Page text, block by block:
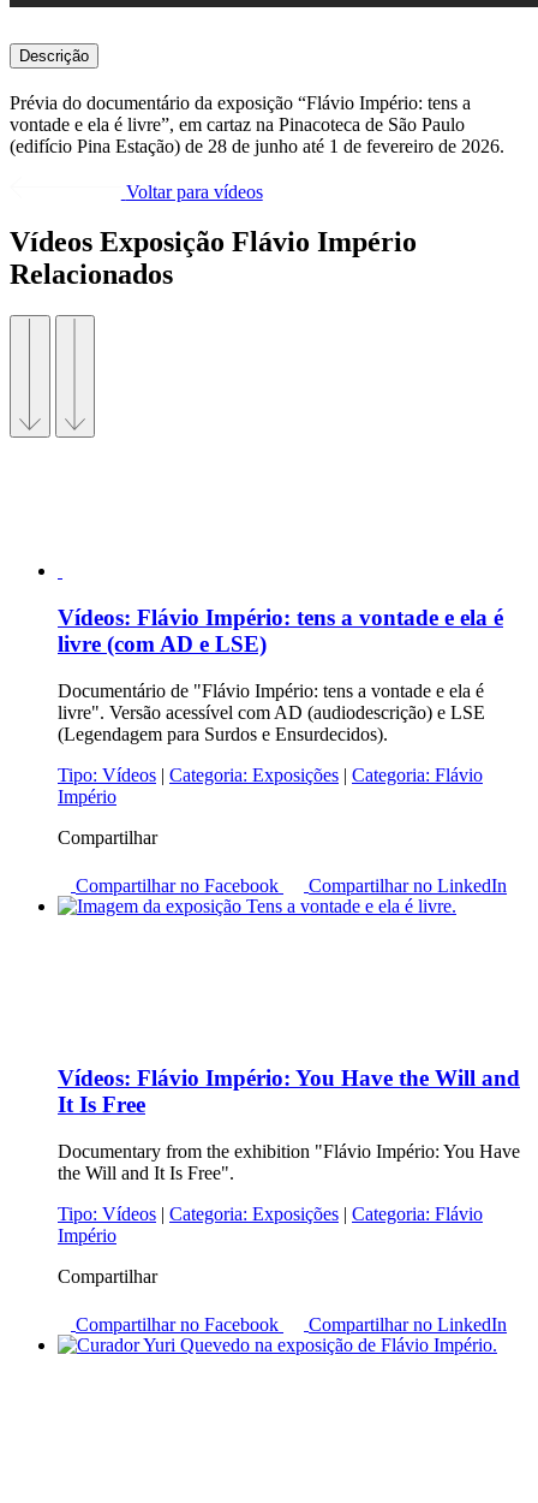
Descrição
Prévia do documentário da exposição “Flávio Império: tens a
vontade e ela é livre”, em cartaz na Pinacoteca de São Paulo
(edifício Pina Estação) de 28 de junho até 1 de fevereiro de 2026.
Voltar para vídeos
Vídeos Exposição Flávio Império
Relacionados
Vídeos: Flávio Império: tens a vontade e ela é
livre (com AD e LSE)
Documentário de "Flávio Império: tens a vontade e ela é
livre". Versão acessível com AD (audiodescrição) e LSE
(Legendagem para Surdos e Ensurdecidos).
Tipo: Vídeos | Categoria: Exposições | Categoria: Flávio
Império
Compartilhar
Compartilhar no Facebook Compartilhar no LinkedIn
Vídeos: Flávio Império: You Have the Will and
It Is Free
Documentary from the exhibition "Flávio Império: You Have
the Will and It Is Free".
Tipo: Vídeos | Categoria: Exposições | Categoria: Flávio
Império
Compartilhar
Compartilhar no Facebook Compartilhar no LinkedIn